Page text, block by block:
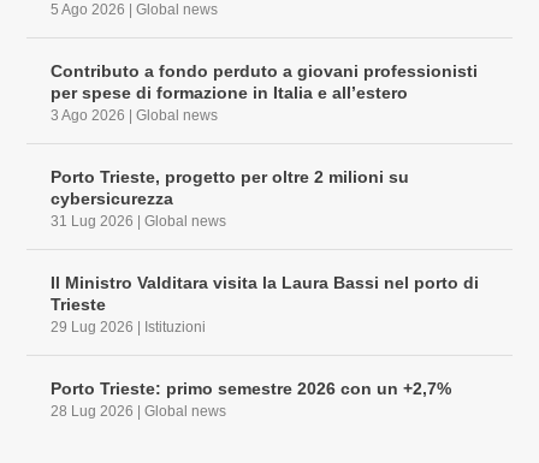
5 Ago 2026 |Global news
Contributo a fondo perduto a giovani professionisti
per spese di formazione in Italia e all’estero
3 Ago 2026 |Global news
Porto Trieste, progetto per oltre 2 milioni su
cybersicurezza
31 Lug 2026 |Global news
Il Ministro Valditara visita la Laura Bassi nel porto di
Trieste
29 Lug 2026 Istituzioni
Porto Trieste: primo semestre 2026 con un +2,7%
28 Lug 2026 |Global news